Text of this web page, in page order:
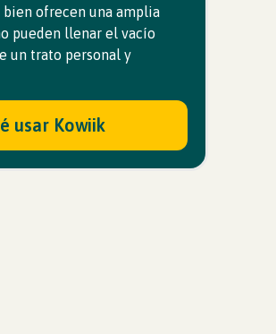
ofrecen una amplia
pueden llenar el vacío
un trato personal y
usar Kowiik